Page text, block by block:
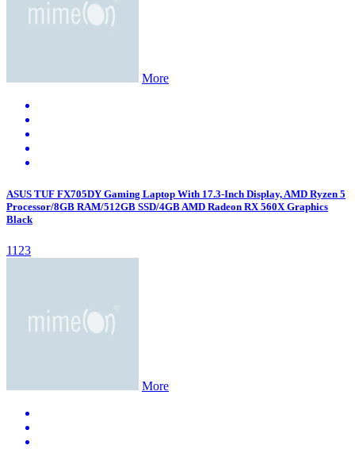
More
ASUS TUF FX705DY Gaming Laptop With 17.3-Inch Display, AMD Ryzen 5
Processor/8GB RAM/512GB SSD/4GB AMD Radeon RX 560X Graphics
Black
1123
More